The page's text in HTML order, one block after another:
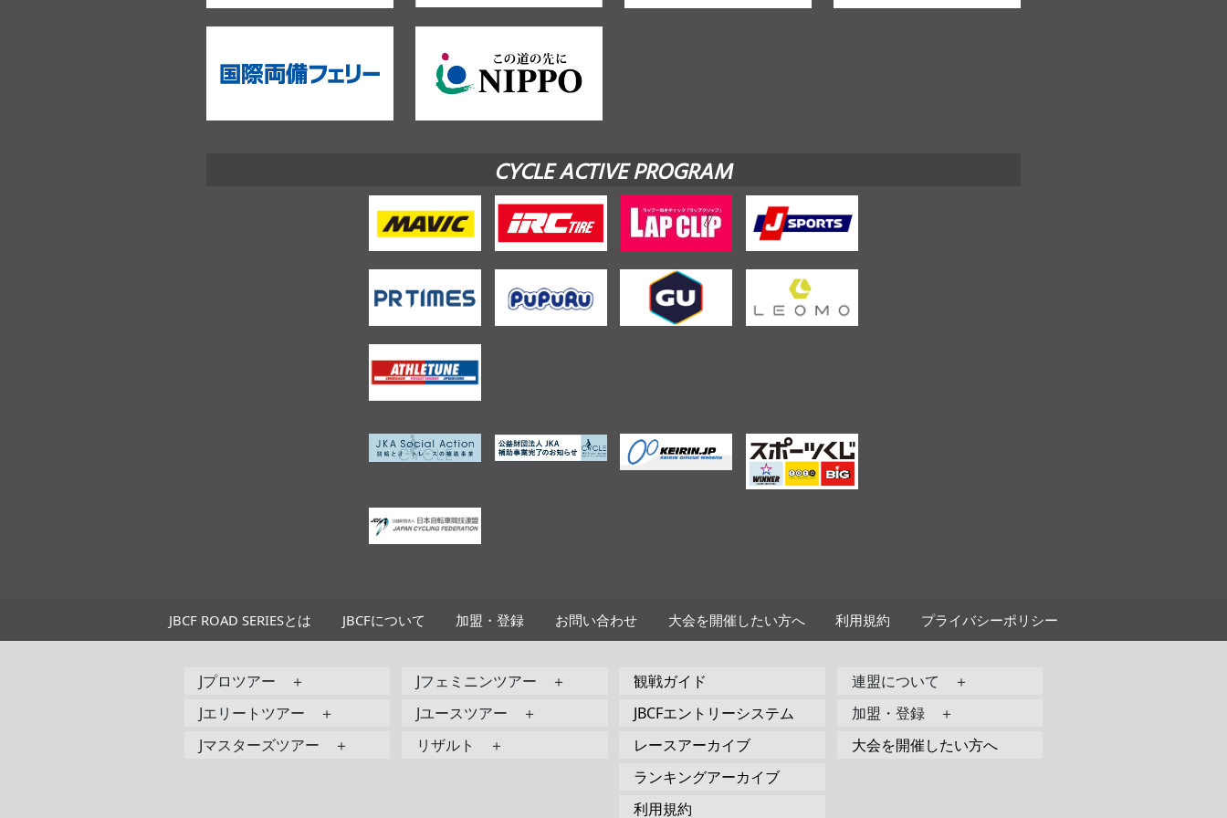
CYCLE ACTIVE PROGRAM
JBCF ROAD SERIESとは JBCFについて 加盟・登録 お問い合わせ 大会を開催したい方へ 利用規約 プライバシーポリシー
Jプロツアー ＋
Jエリートツアー ＋
Jマスターズツアー ＋
Jフェミニンツアー ＋
Jユースツアー ＋
リザルト ＋
観戦ガイド
JBCFエントリーシステム
レースアーカイブ
ランキングアーカイブ
利用規約
連盟について ＋
加盟・登録 ＋
大会を開催したい方へ